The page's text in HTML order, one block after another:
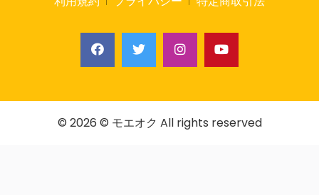
© 2026 © モエオク All rights reserved